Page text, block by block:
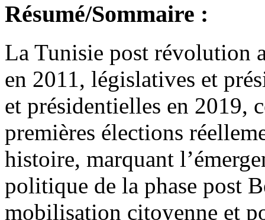
Résumé/Sommaire :
La Tunisie post révolution
en 2011, législatives et
et présidentielles en 2019,
premières élections
histoire, marquant
politique de la phase post
mobilisation citoyenne et